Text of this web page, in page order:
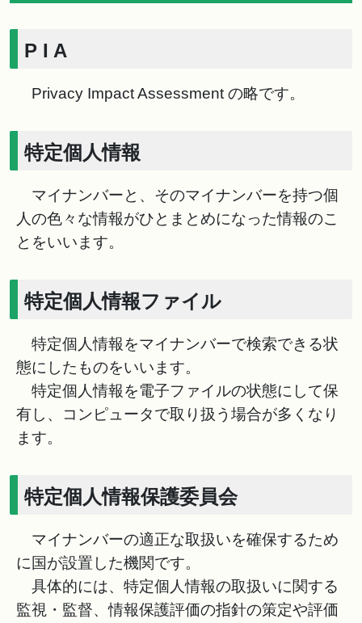
P I A
Privacy Impact Assessment の略です。
特定個人情報
マイナンバーと、そのマイナンバーを持つ個
人の色々な情報がひとまとめになった情報のこ
とをいいます。
特定個人情報ファイル
特定個人情報をマイナンバーで検索できる状
態にしたものをいいます。
特定個人情報を電子ファイルの状態にして保
有し、コンピュータで取り扱う場合が多くなり
ます。
特定個人情報保護委員会
マイナンバーの適正な取扱いを確保するため
に国が設置した機関です。
具体的には、特定個人情報の取扱いに関する
監視・監督、情報保護評価の指針の策定や評価